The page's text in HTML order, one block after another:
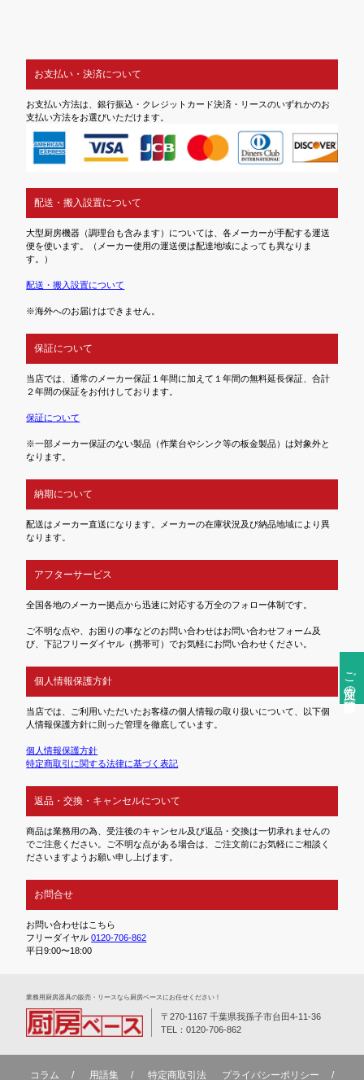
ご注文前の確認事項
お支払い・決済について
お支払い方法は、銀行振込・クレジットカード決済・リースのいずれかのお
支払い方法をお選びいただけます。
配送・搬入設置について
大型厨房機器（調理台も含みます）については、各メーカーが手配する運送
便を使います。（メーカー使用の運送便は配達地域によっても異なりま
す。）
配送・搬入設置について
※海外へのお届けはできません。
保証について
当店では、通常のメーカー保証１年間に加えて１年間の無料延長保証、合計
２年間の保証をお付けしております。
保証について
※一部メーカー保証のない製品（作業台やシンク等の板金製品）は対象外と
なります。
納期について
配送はメーカー直送になります。メーカーの在庫状況及び納品地域により異
なります。
アフターサービス
全国各地のメーカー拠点から迅速に対応する万全のフォロー体制です。
ご不明な点や、お困りの事などのお問い合わせはお問い合わせフォーム及
び、下記フリーダイヤル（携帯可）でお気軽にお問い合わせください。
個人情報保護方針
当店では、ご利用いただいたお客様の個人情報の取り扱いについて、以下個
人情報保護方針に則った管理を徹底しています。
個人情報保護方針
特定商取引に関する法律に基づく表記
返品・交換・キャンセルについて
商品は業務用の為、受注後のキャンセル及び返品・交換は一切承れませんの
でご注意ください。ご不明な点がある場合は、ご注文前にお気軽にご相談く
ださいますようお願い申し上げます。
お問合せ
お問い合わせはこちら
フリーダイヤル0120-706-862
平日9:00〜18:00
業務⽤厨房器具の販売・リースなら厨房ベースにお任せください！
〒270-1167 千葉県我孫子市台田4-11-36
TEL：0120-706-862
コラム 用語集 特定商取引法 プライバシーポリシー